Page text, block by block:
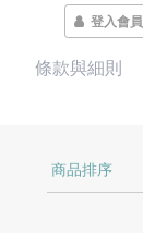
登入會員
條款與細則